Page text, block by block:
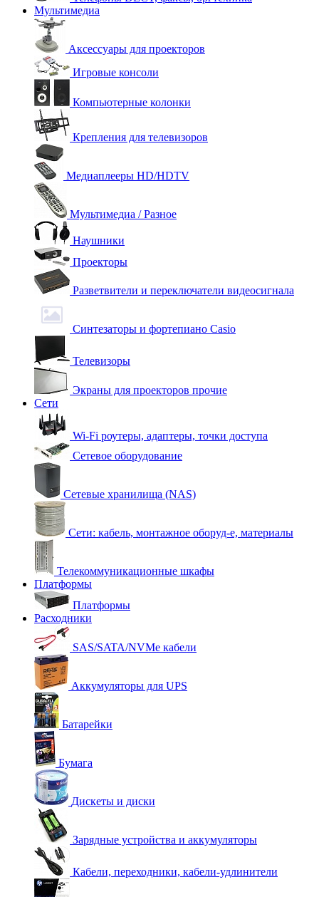
Мультимедиа
Аксессуары для проекторов
Игровые консоли
Компьютерные колонки
Крепления для телевизоров
Медиаплееры HD/HDTV
Мультимедиа / Разное
Наушники
Проекторы
Разветвители и переключатели видеосигнала
Синтезаторы и фортепиано Casio
Телевизоры
Экраны для проекторов прочие
Сети
Wi-Fi роутеры, адаптеры, точки доступа
Сетевое оборудование
Сетевые хранилища (NAS)
Сети: кабель, монтажное оборуд-е, материалы
Телекоммуникационные шкафы
Платформы
Платформы
Расходники
SAS/SATA/NVMe кабели
Аккумуляторы для UPS
Батарейки
Бумага
Дискеты и диски
Зарядные устройства и аккумуляторы
Кабели, переходники, кабели-удлинители